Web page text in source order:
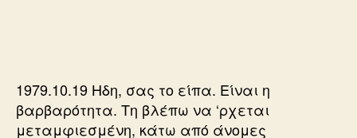
1979.10.19 Ηδη, σας το είπα. Είναι η
βαρβαρότητα. Τη βλέπω να ‘ρχεται
μεταμφιεσμένη, κάτω από άνομες